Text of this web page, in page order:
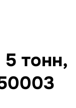
тонн,